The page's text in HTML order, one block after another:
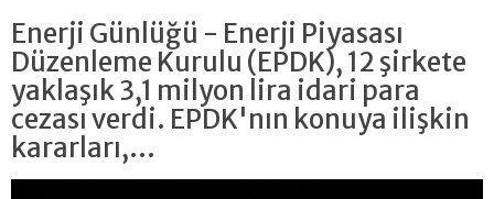
Enerji Günlüğü - Enerji Piyasası
Düzenleme Kurulu (EPDK), 12 şirkete
yaklaşık 3,1 milyon lira idari para
cezası verdi. EPDK'nın konuya ilişkin
kararları,...